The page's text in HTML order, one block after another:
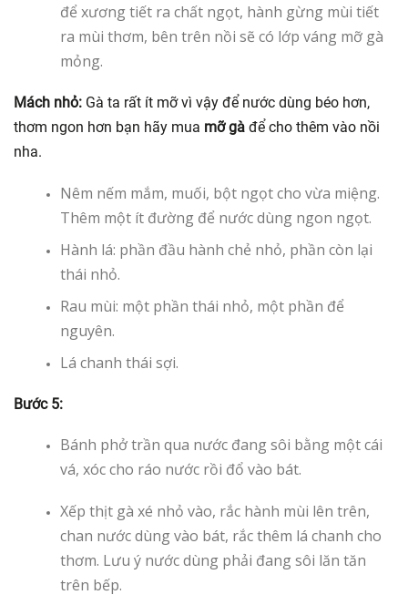
để xương tiết ra chất ngọt, hành gừng mùi tiết
ra mùi thơm, bên trên nồi sẽ có lớp váng mỡ gà
mỏng.
Mách nhỏ: Gà ta rất ít mỡ vì vậy để nước dùng béo hơn,
thơm ngon hơn bạn hãy mua mỡ gà để cho thêm vào nồi
nha.
Nêm nếm mắm, muối, bột ngọt cho vừa miệng.
Thêm một ít đường để nước dùng ngon ngọt.
Hành lá: phần đầu hành chẻ nhỏ, phần còn lại
thái nhỏ.
Rau mùi: một phần thái nhỏ, một phần để
nguyên.
Lá chanh thái sợi.
Bước 5:
Bánh phở trần qua nước đang sôi bằng một cái
vá, xóc cho ráo nước rồi đổ vào bát.
Xếp thịt gà xé nhỏ vào, rắc hành mùi lên trên,
chan nước dùng vào bát, rắc thêm lá chanh cho
thơm. Lưu ý nước dùng phải đang sôi lăn tăn
trên bếp.